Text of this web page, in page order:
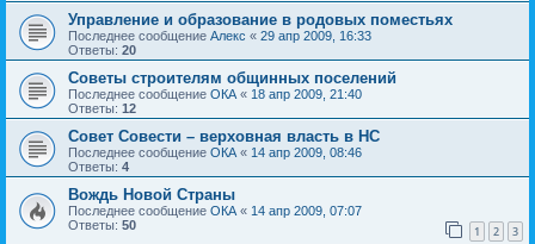
Управление и образование в родовых поместьях
Последнее сообщение Алекс « 29 апр 2009, 16:33
Ответы: 20
Советы строителям общинных поселений
Последнее сообщение ОКА « 18 апр 2009, 21:40
Ответы: 12
Совет Совести – верховная власть в НС
Последнее сообщение ОКА « 14 апр 2009, 08:46
Ответы: 4
Вождь Новой Страны
Последнее сообщение ОКА « 14 апр 2009, 07:07
Ответы: 50 1 2 3